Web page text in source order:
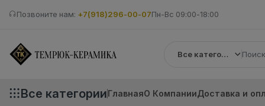
Позвоните нам: +7(918)296-00-07Пн-Вс 09:00-18:00
Все категории
Все категорииГлавнаяО КомпанииДоставка и